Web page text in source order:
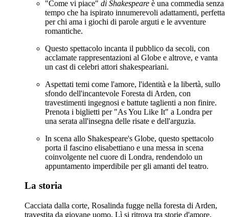
"Come vi piace" di Shakespeare è una commedia senza
tempo che ha ispirato innumerevoli adattamenti, perfetta
per chi ama i giochi di parole arguti e le avventure
romantiche.
Questo spettacolo incanta il pubblico da secoli, con
acclamate rappresentazioni al Globe e altrove, e vanta
un cast di celebri attori shakespeariani.
Aspettati temi come l'amore, l'identità e la libertà, sullo
sfondo dell'incantevole Foresta di Arden, con
travestimenti ingegnosi e battute taglienti a non finire.
Prenota i biglietti per "As You Like It" a Londra per
una serata all'insegna delle risate e dell'arguzia.
In scena allo Shakespeare's Globe, questo spettacolo
porta il fascino elisabettiano e una messa in scena
coinvolgente nel cuore di Londra, rendendolo un
appuntamento imperdibile per gli amanti del teatro.
La storia
Cacciata dalla corte, Rosalinda fugge nella foresta di Arden,
travestita da giovane uomo. Lì si ritrova tra storie d'amore,